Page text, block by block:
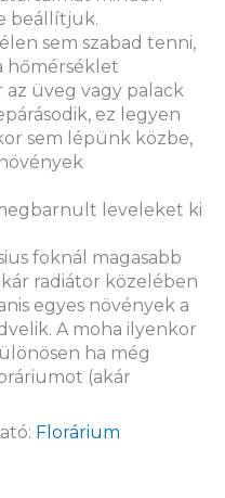
beállítjuk.
sem szabad tenni,
hőmérséklet
az üveg vagy palack
ez legyen
sem lépünk közbe,
leveleket ki
foknál magasabb
radiátor közelében
egyes növények a
A moha ilyenkor
ha még
(akár
Florárium